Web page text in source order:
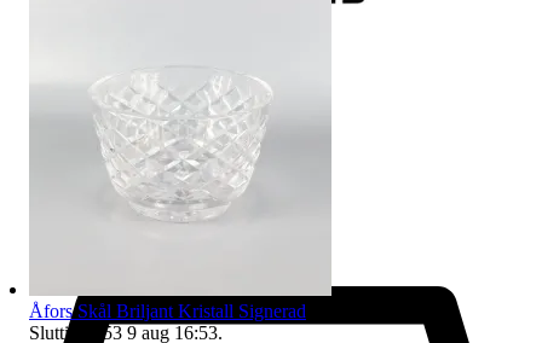
Åfors Skål Briljant Kristall Signerad
Sluttid
16:53 9 aug 16:53.